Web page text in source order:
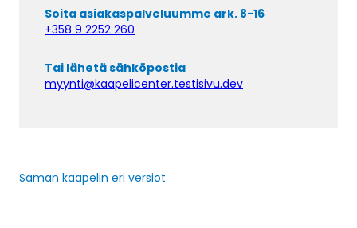
Soita asiakaspalveluumme ark. 8-16
+358 9 2252 260
Tai lähetä sähköpostia
myynti@kaapelicenter.testisivu.dev
Saman kaapelin eri versiot